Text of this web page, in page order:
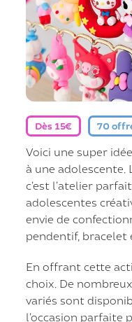
Dès 15€ 70
Voici une super
à une adolescente.
c’est l’atelier
adolescentes
envie de
pendentif, bracelet
En offrant cette
choix. De
variés sont
l’occasion parfaite